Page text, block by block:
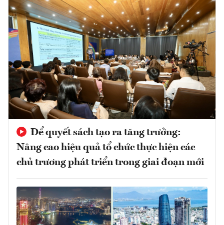
Để quyết sách tạo ra tăng trưởng:
Nâng cao hiệu quả tổ chức thực hiện các
chủ trương phát triển trong giai đoạn mới